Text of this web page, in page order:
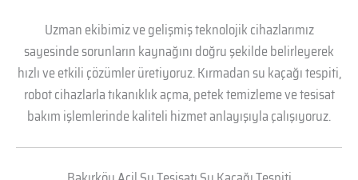
Uzman ekibimiz ve gelişmiş teknolojik cihazlarımız
sayesinde sorunların kaynağını doğru şekilde belirleyerek
hızlı ve etkili çözümler üretiyoruz. Kırmadan su kaçağı tespiti,
robot cihazlarla tıkanıklık açma, petek temizleme ve tesisat
bakım işlemlerinde kaliteli hizmet anlayışıyla çalışıyoruz.